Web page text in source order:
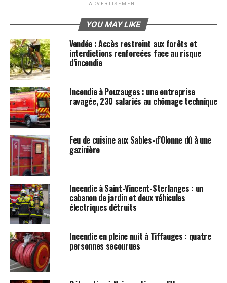
ADVERTISEMENT
YOU MAY LIKE
Vendée : Accès restreint aux forêts et
interdictions renforcées face au risque
d’incendie
Incendie à Pouzauges : une entreprise
ravagée, 230 salariés au chômage technique
Feu de cuisine aux Sables-d’Olonne dû à une
gazinière
Incendie à Saint-Vincent-Sterlanges : un
cabanon de jardin et deux véhicules
électriques détruits
Incendie en pleine nuit à Tiffauges : quatre
personnes secourues